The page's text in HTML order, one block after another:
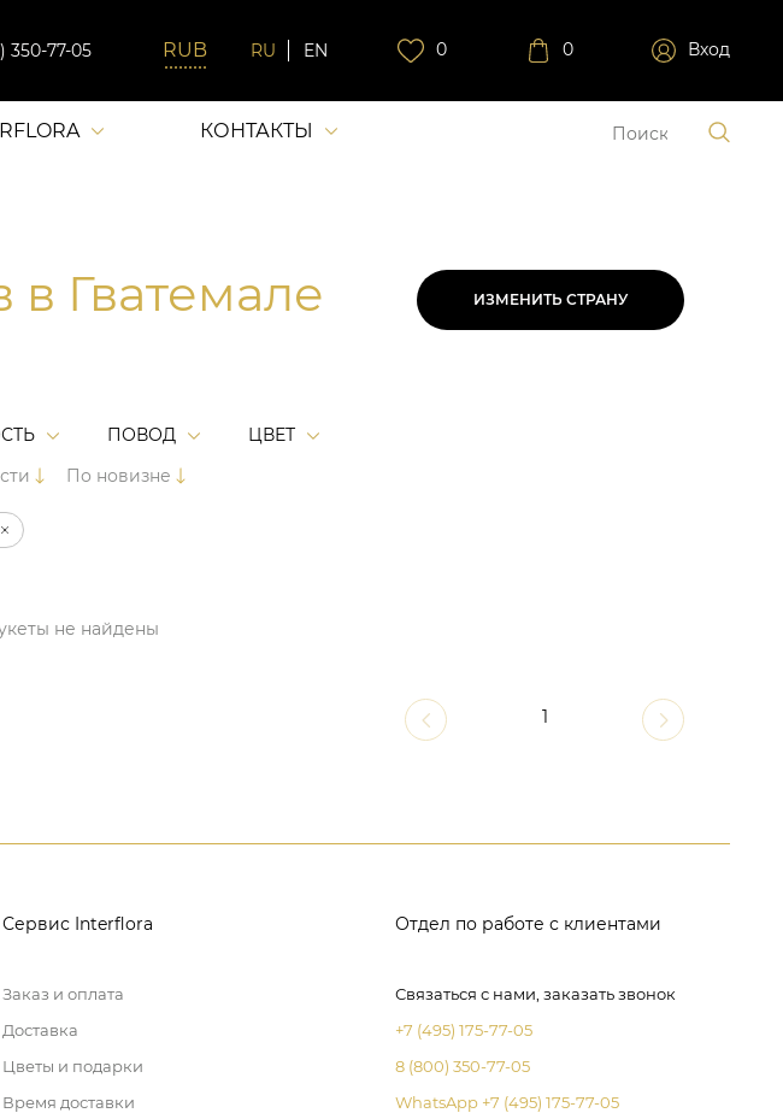
350-77-05 RU EN 0 0 Вход
КОНТАКТЫ
в Гватемале ИЗМЕНИТЬ СТРАНУ
ПОВОД
ЦВЕТ
По новизне
не найдены
1
Сервис Interflora
Заказ и оплата
Доставка
Цветы и подарки
Время доставки
Отдел по работе с клиентами
Связаться с нами, заказать звонок
+7 (495) 175-77-05
8 (800) 350-77-05
WhatsApp +7 (495) 175-77-05